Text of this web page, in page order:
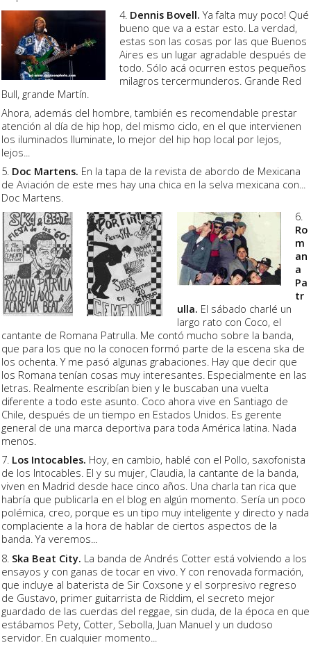
4. Dennis Bovell. Ya falta muy poco! Qué
bueno que va a estar esto. La verdad,
estas son las cosas por las que Buenos
Aires es un lugar agradable después de
todo. Sólo acá ocurren estos pequeños
milagros tercermunderos. Grande Red
Bull, grande Martín.
Ahora, además del hombre, también es recomendable prestar
atención al día de hip hop, del mismo ciclo, en el que intervienen
los iluminados Iluminate, lo mejor del hip hop local por lejos,
lejos...
5. Doc Martens. En la tapa de la revista de abordo de Mexicana
de Aviación de este mes hay una chica en la selva mexicana con...
Doc Martens.
6.
Ro
m
an
a
Pa
tr
ulla. El sábado charlé un
largo rato con Coco, el
cantante de Romana Patrulla. Me contó mucho sobre la banda,
que para los que no la conocen formó parte de la escena ska de
los ochenta. Y me pasó algunas grabaciones. Hay que decir que
los Romana tenían cosas muy interesantes. Especialmente en las
letras. Realmente escribían bien y le buscaban una vuelta
diferente a todo este asunto. Coco ahora vive en Santiago de
Chile, después de un tiempo en Estados Unidos. Es gerente
general de una marca deportiva para toda América latina. Nada
menos.
7. Los Intocables. Hoy, en cambio, hablé con el Pollo, saxofonista
de los Intocables. El y su mujer, Claudia, la cantante de la banda,
viven en Madrid desde hace cinco años. Una charla tan rica que
habría que publicarla en el blog en algún momento. Sería un poco
polémica, creo, porque es un tipo muy inteligente y directo y nada
complaciente a la hora de hablar de ciertos aspectos de la
banda. Ya veremos...
8. Ska Beat City. La banda de Andrés Cotter está volviendo a los
ensayos y con ganas de tocar en vivo. Y con renovada formación,
que incluye al baterista de Sir Coxsone y el sorpresivo regreso
de Gustavo, primer guitarrista de Riddim, el secreto mejor
guardado de las cuerdas del reggae, sin duda, de la época en que
estábamos Pety, Cotter, Sebolla, Juan Manuel y un dudoso
servidor. En cualquier momento...